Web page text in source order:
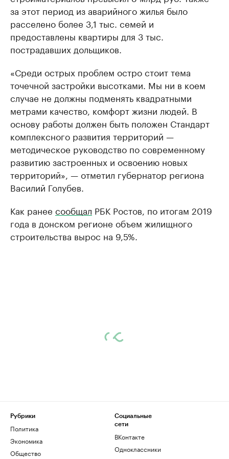
за этот период из аварийного жилья было
расселено более 3,1 тыс. семей и
предоставлены квартиры для 3 тыс.
пострадавших дольщиков.
«Среди острых проблем остро стоит тема
точечной застройки высотками. Мы ни в коем
случае не должны подменять квадратными
метрами качество, комфорт жизни людей. В
основу работы должен быть положен Стандарт
комплексного развития территорий —
методическое руководство по современному
развитию застроенных и освоению новых
территорий», — отметил губернатор региона
Василий Голубев.
Как ранее сообщал РБК Ростов, по итогам 2019
года в донском регионе объем жилищного
строительства вырос на 9,5%.
Рубрики
Политика
Экономика
Общество
Социальные
сети
ВКонтакте
Одноклассники